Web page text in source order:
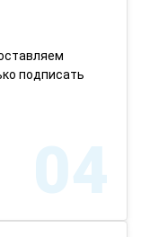
подписать
04